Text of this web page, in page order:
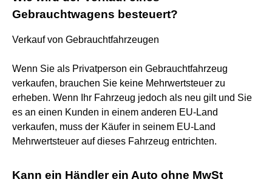
Gebrauchtwagens besteuert?
Verkauf von Gebrauchtfahrzeugen
Wenn Sie als Privatperson ein Gebrauchtfahrzeug
verkaufen, brauchen Sie keine Mehrwertsteuer zu
erheben. Wenn Ihr Fahrzeug jedoch als neu gilt und Sie
es an einen Kunden in einem anderen EU-Land
verkaufen, muss der Käufer in seinem EU-Land
Mehrwertsteuer auf dieses Fahrzeug entrichten.
Kann ein Händler ein Auto ohne MwSt